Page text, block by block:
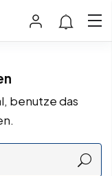
benutze das